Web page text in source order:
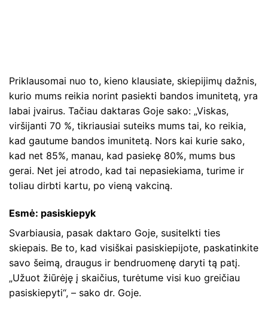
Priklausomai nuo to, kieno klausiate, skiepijimų dažnis,
kurio mums reikia norint pasiekti bandos imunitetą, yra
labai įvairus. Tačiau daktaras Goje sako: „Viskas,
viršijanti 70 %, tikriausiai suteiks mums tai, ko reikia,
kad gautume bandos imunitetą. Nors kai kurie sako,
kad net 85%, manau, kad pasiekę 80%, mums bus
gerai. Net jei atrodo, kad tai nepasiekiama, turime ir
toliau dirbti kartu, po vieną vakciną.
Esmė: pasiskiepyk
Svarbiausia, pasak daktaro Goje, susitelkti ties
skiepais. Be to, kad visiškai pasiskiepijote, paskatinkite
savo šeimą, draugus ir bendruomenę daryti tą patį.
„Užuot žiūrėję į skaičius, turėtume visi kuo greičiau
pasiskiepyti“, – sako dr. Goje.